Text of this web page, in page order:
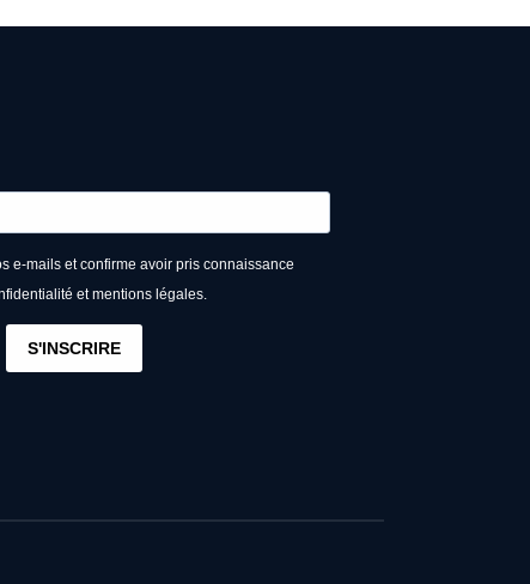
e-mails et confirme avoir pris connaissance
et mentions légales.
S'INSCRIRE